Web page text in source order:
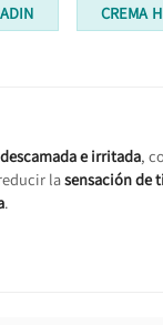
CREMA
e irritada,
lasensación de
.